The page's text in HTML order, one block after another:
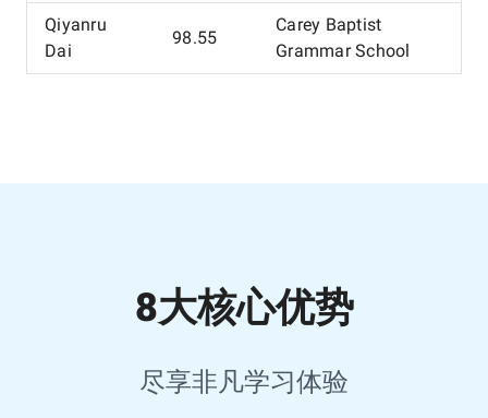
Qiyanru
Dai
98.55
Carey Baptist
Grammar School
8大核心优势
尽享非凡学习体验